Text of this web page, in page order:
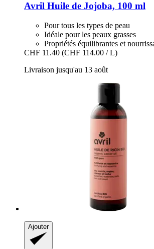
Avril Huile de Jojoba, 100 ml
Pour tous les types de peau
Idéale pour les peaux grasses
Propriétés équilibrantes et
CHF 11.40 (CHF 114.00 / L)
Livraison jusqu'au 13 août
Ajouter